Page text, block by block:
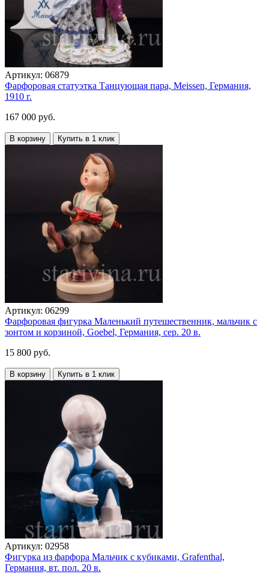
Артикул: 06879
Фарфоровая статуэтка Танцующая пара, Meissen, Германия,
1910 г.
167 000 руб.
В корзину Купить в 1 клик
Артикул: 06299
Фарфоровая фигурка Маленький путешественник, мальчик с
зонтом и корзиной, Goebel, Германия, сер. 20 в.
15 800 руб.
В корзину Купить в 1 клик
Артикул: 02958
Фигурка из фарфора Мальчик с кубиками, Grafenthal,
Германия, вт. пол. 20 в.